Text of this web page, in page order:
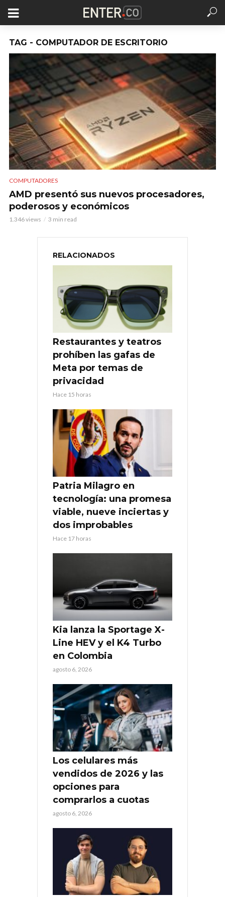
TAG - COMPUTADOR DE ESCRITORIO
COMPUTADORES
AMD presentó sus nuevos procesadores,
poderosos y económicos
1.346 views 3 min read
RELACIONADOS
Restaurantes y teatros
prohíben las gafas de
Meta por temas de
privacidad
Hace 15 horas
Patria Milagro en
tecnología: una promesa
viable, nueve inciertas y
dos improbables
Hace 17 horas
Kia lanza la Sportage X-
Line HEV y el K4 Turbo
en Colombia
agosto 6, 2026
Los celulares más
vendidos de 2026 y las
opciones para
comprarlos a cuotas
agosto 6, 2026